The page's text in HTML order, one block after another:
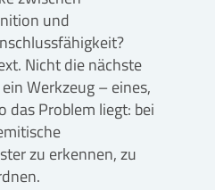
und
Nicht die nächste
Werkzeug – eines,
das Problem liegt: bei
zu erkennen, zu